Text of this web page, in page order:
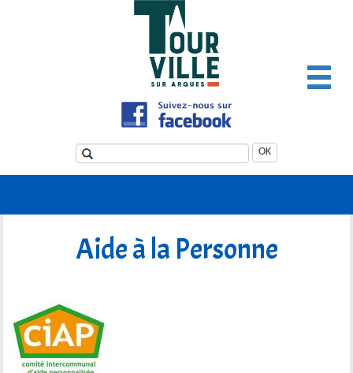
OK
Aide à la Personne
Panneau de gestion des cookies